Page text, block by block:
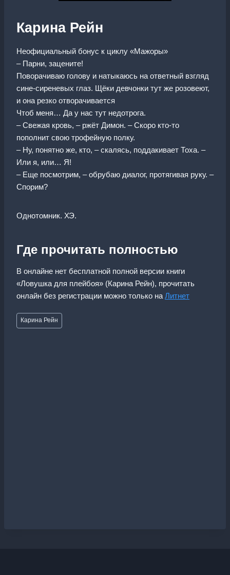
Карина Рейн
Неофициальный бонус к циклу «Мажоры»
– Парни, зацените!
Поворачиваю голову и натыкаюсь на ответный взгляд
сине-сиреневых глаз. Щёки девчонки тут же розовеют,
и она резко отворачивается
Чтоб меня… Да у нас тут недотрога.
– Свежая кровь, – ржёт Димон. – Скоро кто-то
пополнит свою трофейную полку.
– Ну, понятно же, кто, – скалясь, поддакивает Тоха. –
Или я, или… Я!
– Еще посмотрим, – обрубаю диалог, протягивая руку. –
Спорим?
Однотомник. ХЭ.
Где прочитать полностью
В онлайне нет бесплатной полной версии книги
«Ловушка для плейбоя» (Карина Рейн), прочитать
онлайн без регистрации можно только на Литнет
Метки
записи:
Карина Рейн